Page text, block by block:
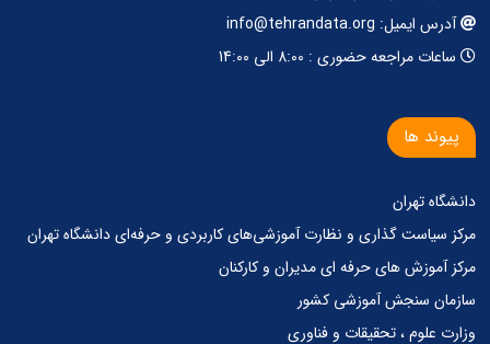
آدرس ایمیل: info@tehrandata.org
ساعات مراجعه حضوری : 8:00 الی 14:00
پیوند ها
دانشگاه تهران
مرکز‌ سیاست گذاری‌ و‌ نظارت آموزشی‌های کاربردی‌ و‌ حرفه‌ای دانشگاه تهران
مرکز آموزش های حرفه ای مدیران و کارکنان
سازمان سنجش آموزشی کشور
وزارت علوم ، تحقیقات و فناوری